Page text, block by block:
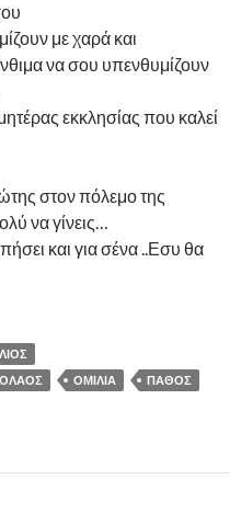
με χαρά και
να σου υπενθυμίζουν
εκκλησίας που καλεί
στον πόλεμο της
να γίνεις…
και για σένα ..Εσυ θα
ΟΜΙΛΊΑ
ΠΆΘΟΣ